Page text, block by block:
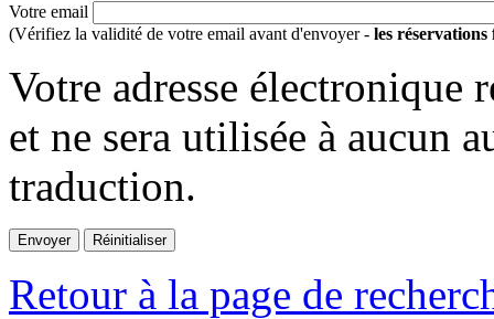
Votre email
(Vérifiez la validité de votre email avant d'envoyer - les réservations
Votre adresse électronique
et ne sera utilisée à aucun
traduction.
Retour à la page de